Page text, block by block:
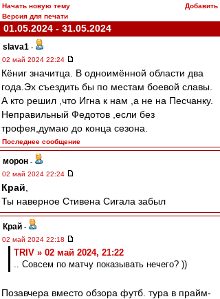
Начать новую тему
Добавить
Версия для печати
01.05.2024 - 31.05.2024
slava1 -
02 май 2024 22:24
Кёниг значитца. В одноимённой области два
года.Эх съездить бы по местам боевой славы.
А кто решил ,что Игна к нам ,а не на Песчанку.
Неправильный Федотов ,если без
трофея,думаю до конца cезона.
Последнее сообщение
морон -
02 май 2024 22:24
Край
Ты наверное Стивена Сигала забыл
Край -
02 май 2024 22:18
TRIV » 02 май 2024, 21:22
.. Совсем по матчу показывать нечего? ))
Позавчера вместо обзора футб. тура в прайм-